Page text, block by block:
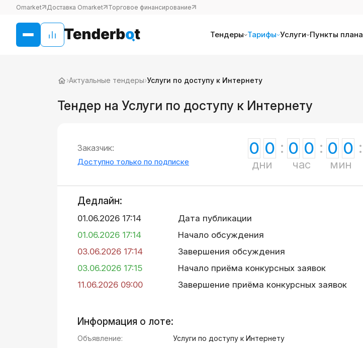
Omarket Доставка Omarket Торговое финансирование
Тендеры Тарифы Услуги Пункты плана
›Актуальные тендеры›Услуги по доступу к Интернету
Тендер на Услуги по доступу к Интернету
Заказчик:
Доступно только по подписке
0 0
дни
0 0
час
0 0
мин
Дедлайн:
01.06.2026 17:14
Дата публикации
01.06.2026 17:14
Начало обсуждения
03.06.2026 17:14
Завершения обсуждения
03.06.2026 17:15
Начало приёма конкурсных заявок
11.06.2026 09:00
Завершение приёма конкурсных заявок
Информация о лоте:
Объявление:
Услуги по доступу к Интернету